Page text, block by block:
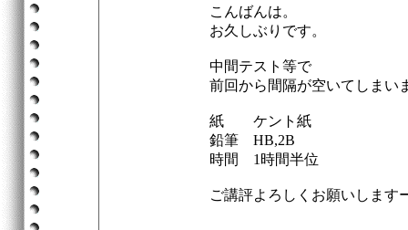
こんばんは。
お久しぶりです。
中間テスト等で
前回から間隔が空いてしまい
紙 ケント紙
鉛筆 HB,2B
時間 1時間半位
ご講評よろしくお願いします